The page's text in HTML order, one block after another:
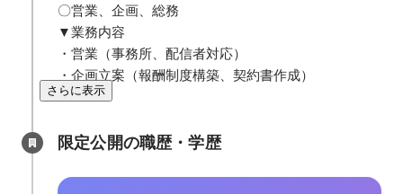
〇営業、企画、総務
▼業務内容
・営業（事務所、配信者対応）
・企画立案（報酬制度構築、契約書作成）
さらに表示
限定公開の職歴・学歴